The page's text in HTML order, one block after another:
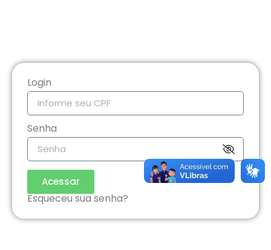
Login
Senha
Acessar
Esqueceu sua senha?